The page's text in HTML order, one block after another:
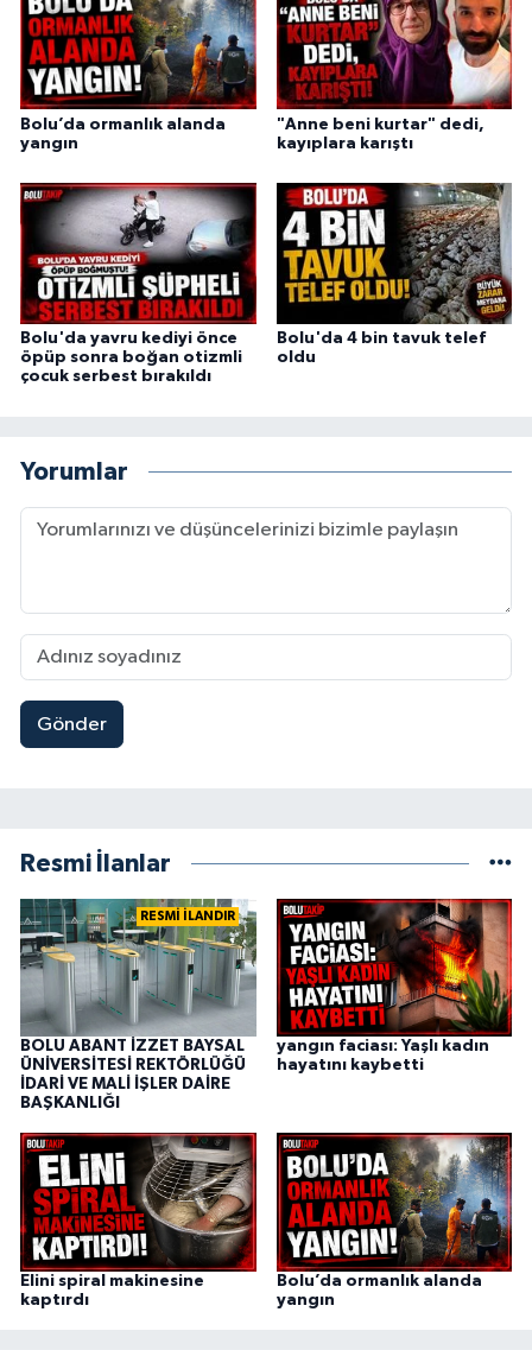
Bolu’da ormanlık alanda
yangın
"Anne beni kurtar" dedi,
kayıplara karıştı
Bolu'da yavru kediyi önce
öpüp sonra boğan otizmli
çocuk serbest bırakıldı
Bolu'da 4 bin tavuk telef
oldu
Yorumlar
Gönder
Resmi İlanlar
RESMİ İLANDIR
BOLU ABANT İZZET BAYSAL
ÜNİVERSİTESİ REKTÖRLÜĞÜ
İDARİ VE MALİ İŞLER DAİRE
BAŞKANLIĞI
yangın faciası: Yaşlı kadın
hayatını kaybetti
Elini spiral makinesine
kaptırdı
Bolu’da ormanlık alanda
yangın